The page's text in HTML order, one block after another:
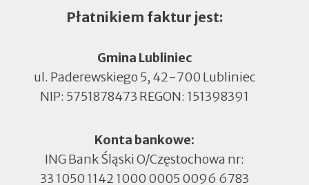
Płatnikiem faktur jest:
Gmina Lubliniec
ul. Paderewskiego 5, 42-700 Lubliniec
NIP: 5751878473 REGON: 151398391
Konta bankowe:
ING Bank Śląski O/Częstochowa nr:
33 1050 1142 1000 0005 0096 6783